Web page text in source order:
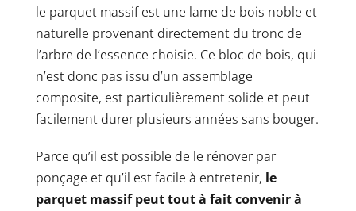
le parquet massif est une lame de bois noble et
naturelle provenant directement du tronc de
l’arbre de l’essence choisie. Ce bloc de bois, qui
n’est donc pas issu d’un assemblage
composite, est particulièrement solide et peut
facilement durer plusieurs années sans bouger.
Parce qu’il est possible de le rénover par
ponçage et qu’il est facile à entretenir, le
parquet massif peut tout à fait convenir à